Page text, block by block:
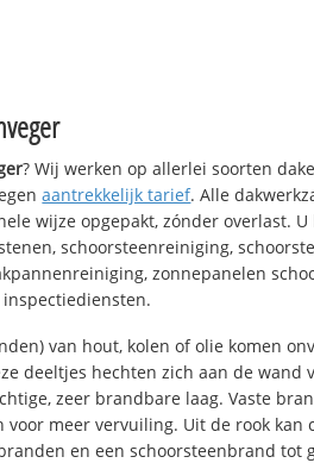
? Wij werken op allerlei soorten
aantrekkelijk tarief. Alle
wijze opgepakt, zónder overlast.
schoorsteenreiniging,
zonnepanelen
van hout, kolen of olie komen
deeltjes hechten zich aan de wand
zeer brandbare laag. Vaste
voor meer vervuiling. Uit de rook kan
en een schoorsteenbrand tot